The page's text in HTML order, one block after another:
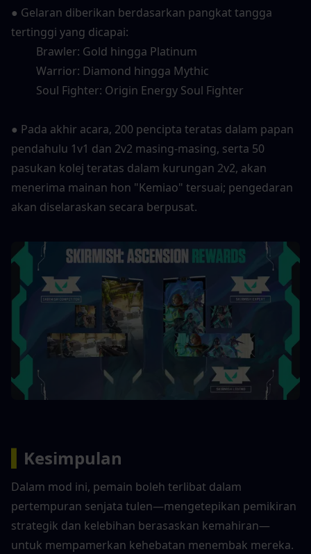
● Gelaran diberikan berdasarkan pangkat tangga
tertinggi yang dicapai:
Brawler: Gold hingga Platinum
Warrior: Diamond hingga Mythic
Soul Fighter: Origin Energy Soul Fighter
● Pada akhir acara, 200 pencipta teratas dalam papan
pendahulu 1v1 dan 2v2 masing-masing, serta 50
pasukan kolej teratas dalam kurungan 2v2, akan
menerima mainan hon "Kemiao" tersuai; pengedaran
akan diselaraskan secara berpusat.
Kesimpulan
Dalam mod ini, pemain boleh terlibat dalam
pertempuran senjata tulen—mengetepikan pemikiran
strategik dan kelebihan berasaskan kemahiran—
untuk mempamerkan kehebatan menembak mereka.